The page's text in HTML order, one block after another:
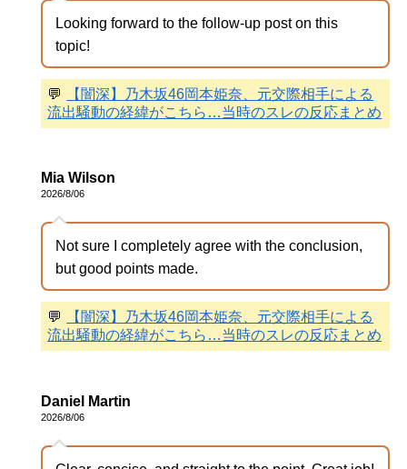
Looking forward to the follow-up post on this
topic!
💬
【闇深】乃木坂46岡本姫奈、元交際相手による
流出騒動の経緯がこちら…当時のスレの反応まとめ
Mia Wilson
2026/8/06
Not sure I completely agree with the conclusion,
but good points made.
💬
【闇深】乃木坂46岡本姫奈、元交際相手による
流出騒動の経緯がこちら…当時のスレの反応まとめ
Daniel Martin
2026/8/06